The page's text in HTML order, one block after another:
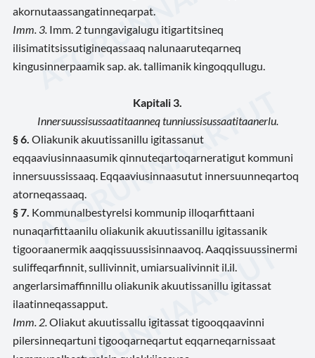
akornutaassangatinneqarpat.
Imm. 3. Imm. 2 tunngavigalugu itigartitsineq
ilisimatitsissutigineqassaaq nalunaaruteqarneq
kingusinnerpaamik sap. ak. tallimanik kingoqqullugu.
Kapitali 3.
Innersuussisussaatitaanneq tunniussisussaatitaanerlu.
§ 6. Oliakunik akuutissanillu igitassanut
eqqaaviusinnaasumik qinnuteqartoqarneratigut kommuni
innersuussissaaq. Eqqaaviusinnaasutut innersuunneqartoq
atorneqassaaq.
§ 7. Kommunalbestyrelsi kommunip illoqarfittaani
nunaqarfittaanilu oliakunik akuutissanillu igitassanik
tigooraanermik aaqqissuussisinnaavoq. Aaqqissuussinermi
suliffeqarfinnit, sullivinnit, umiarsualivinnit il.il.
angerlarsimaffinnillu oliakunik akuutissanillu igitassat
ilaatinneqassapput.
Imm. 2. Oliakut akuutissallu igitassat tigooqqaavinni
pilersinneqartuni tigooqarneqartut eqqarneqarnissaat